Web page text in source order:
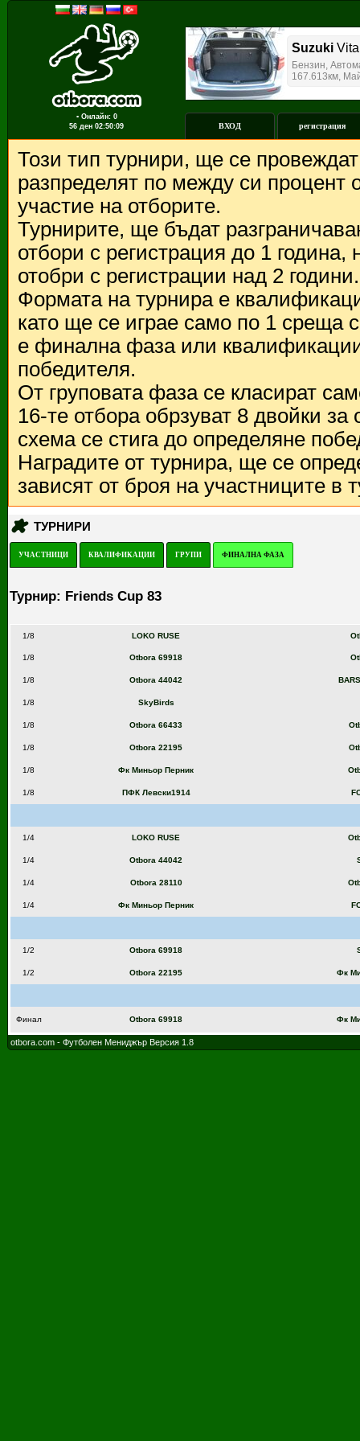
▪ Онлайн: 0
56 ден 02:50:09 ВХОД регистрация
Този тип турнири, ще се
разпределят по между си процент
участие на отборите.
Турнирите, ще бъдат
отбори с регистрация до 1
отобри с регистрации над 2 години.
Формата на турнира е
като ще се играе само по 1 среща
е финална фаза или
победителя.
От груповата фаза се класират
16-те отбора обрзуват 8 двойки
схема се стига до определяне
Наградите от турнира, ще се
зависят от броя на участниците в
ТУРНИРИ
УЧАСТНИЦИ КВАЛИФИКАЦИИ ГРУПИ ФИНАЛНА ФАЗА
Турнир: Friends Cup 83
1/8 LOKO RUSE
1/8 Otbora 69918
1/8 Otbora 44042
1/8 SkyBirds
1/8 Otbora 66433
1/8 Otbora 22195
1/8 Фк Миньор Перник
1/8 ПФК Левски1914
1/4 LOKO RUSE
1/4 Otbora 44042
1/4 Otbora 28110
1/4 Фк Миньор Перник
1/2 Otbora 69918
1/2 Otbora 22195 Фк
Финал Otbora 69918 Фк
otbora.com - Футболен Мениджър Версия 1.8